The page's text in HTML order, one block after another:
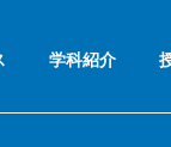
学科紹介